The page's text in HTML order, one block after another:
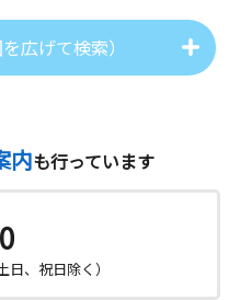
広げて検索）
内も行っています
日、祝日除く）